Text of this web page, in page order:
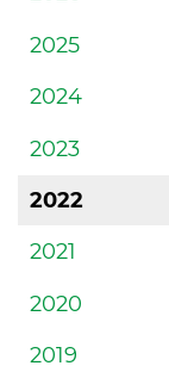
2025
2024
2023
2022
2021
2020
2019